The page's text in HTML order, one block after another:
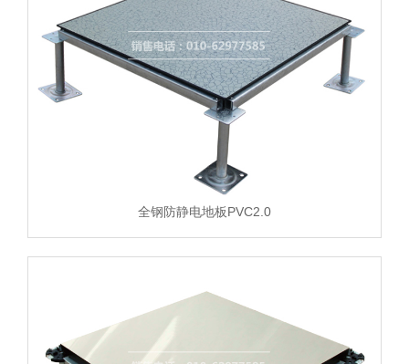
全钢防静电地板PVC2.0